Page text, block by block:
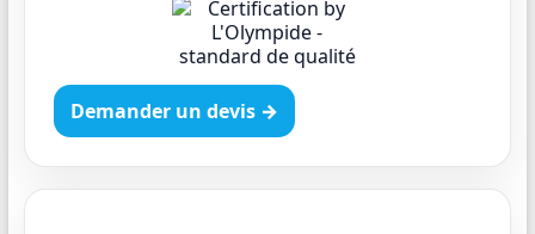
Demander un devis →